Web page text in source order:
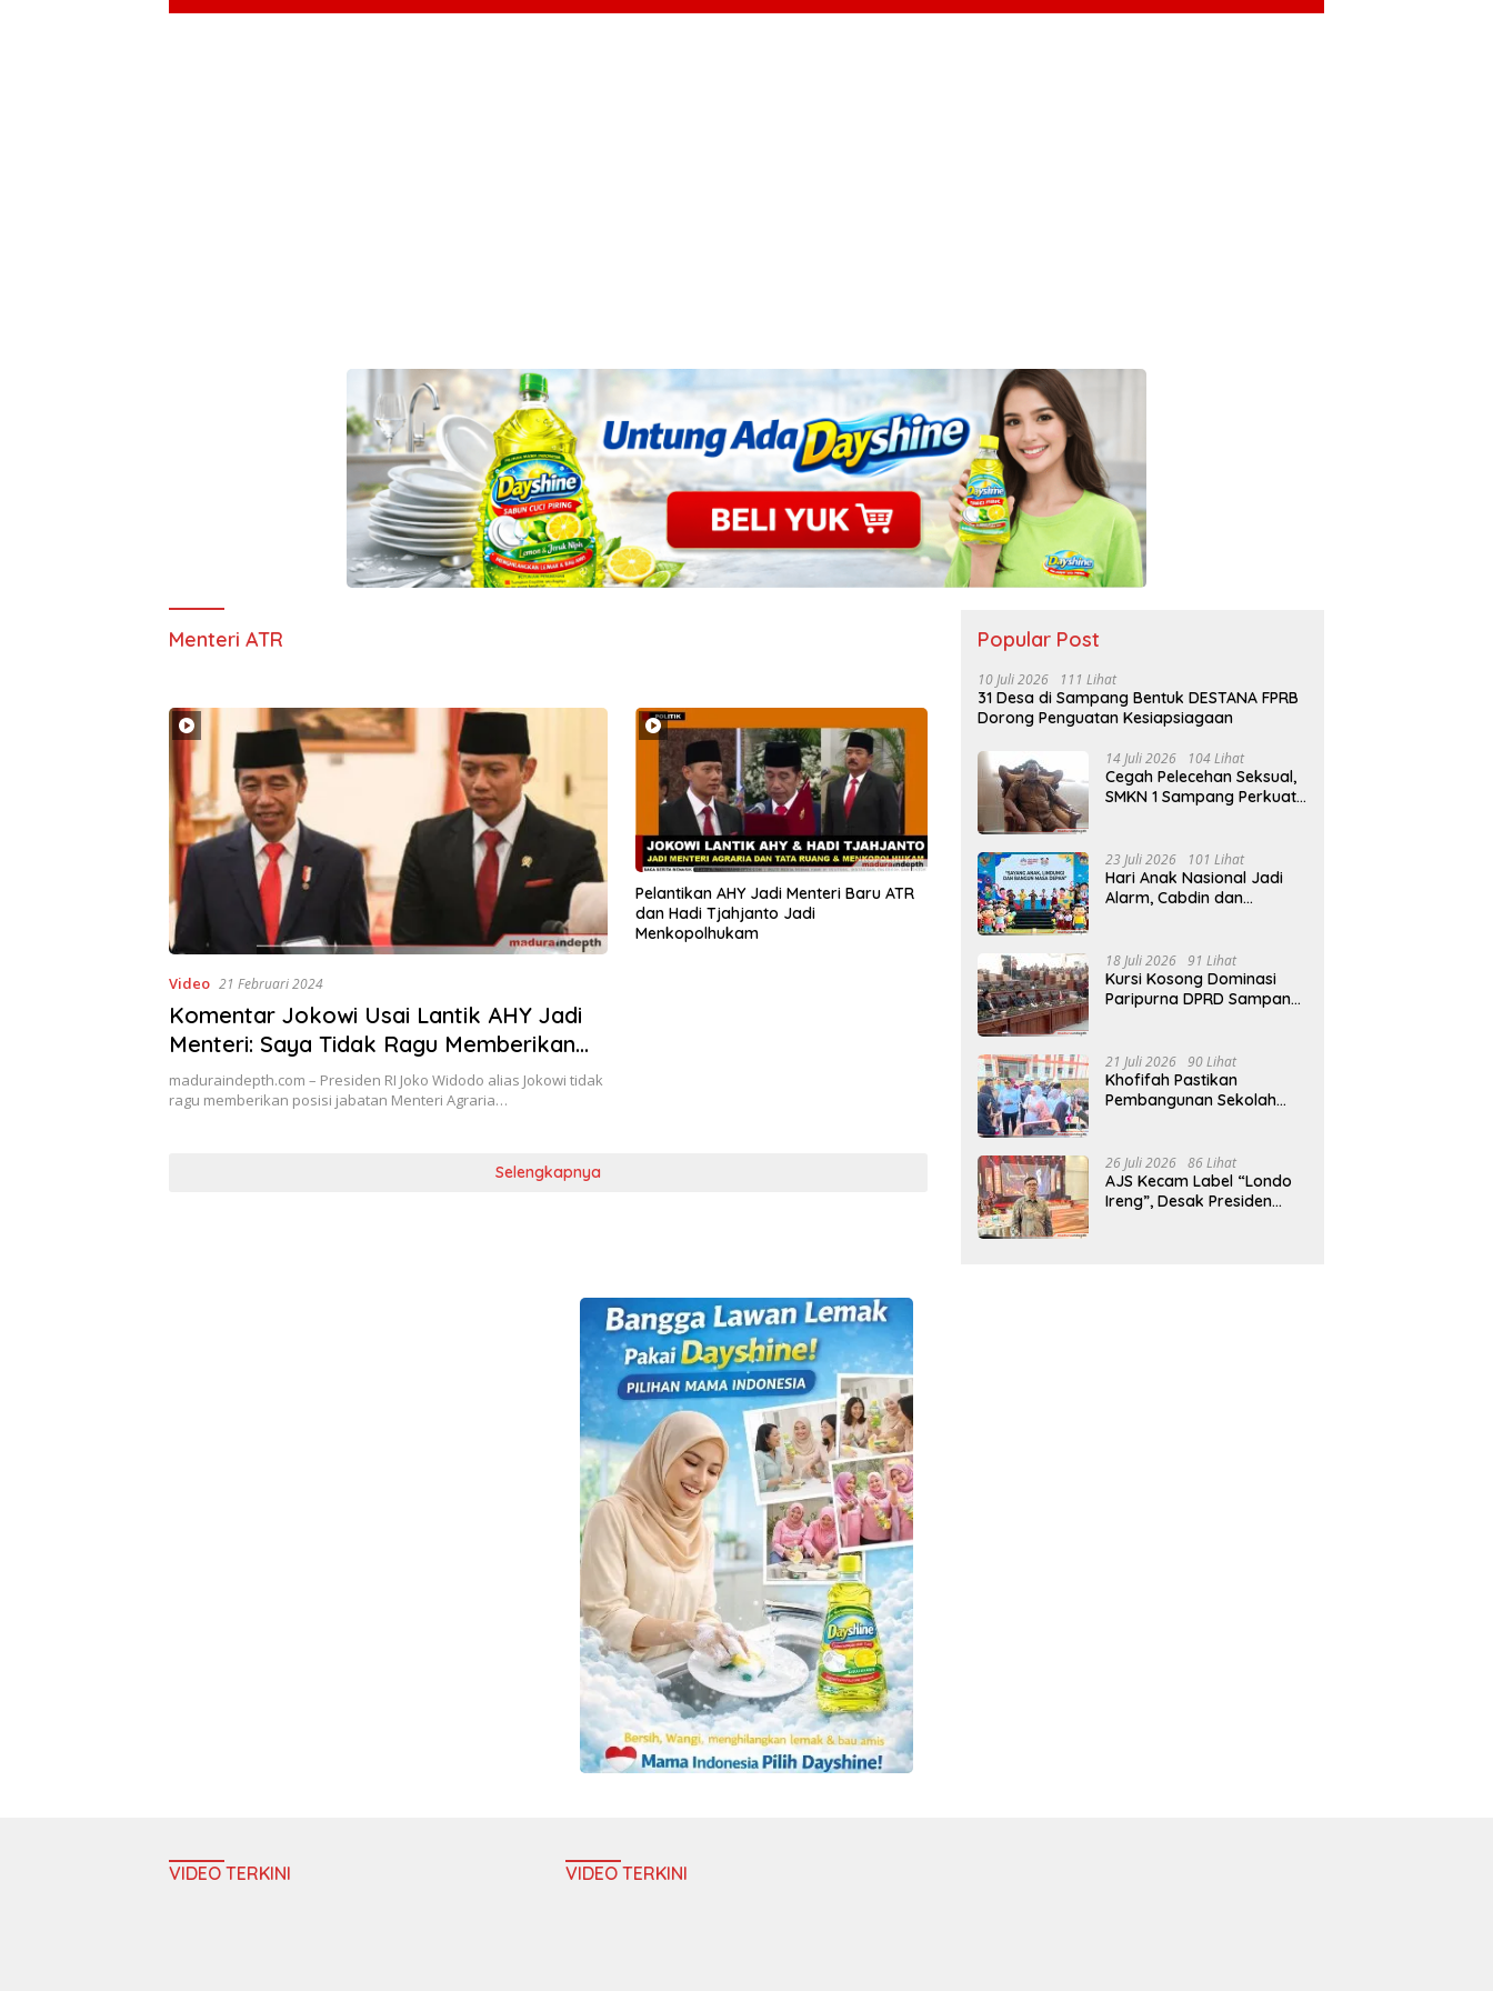
Menteri ATR
Video 21 Februari 2024
Komentar Jokowi Usai Lantik AHY Jadi
Menteri: Saya Tidak Ragu Memberikan
Tempat
maduraindepth.com – Presiden RI Joko Widodo alias Jokowi tidak
ragu memberikan posisi jabatan Menteri Agraria…
Pelantikan AHY Jadi Menteri Baru ATR
dan Hadi Tjahjanto Jadi
Menkopolhukam
Selengkapnya
Popular Post
10 Juli 2026 111 Lihat
31 Desa di Sampang Bentuk DESTANA FPRB
Dorong Penguatan Kesiapsiagaan
14 Juli 2026 104 Lihat
Cegah Pelecehan Seksual,
SMKN 1 Sampang Perkuat
23 Juli 2026 101 Lihat
Hari Anak Nasional Jadi
Alarm, Cabdin dan
Kekerasan Seksual Anak
18 Juli 2026 91 Lihat
Kursi Kosong Dominasi
Paripurna DPRD Sampang,
21 Juli 2026 90 Lihat
Khofifah Pastikan
Pembangunan Sekolah
Indonesia Emas
26 Juli 2026 86 Lihat
AJS Kecam Label “Londo
Ireng”, Desak Presiden
VIDEO TERKINI VIDEO TERKINI